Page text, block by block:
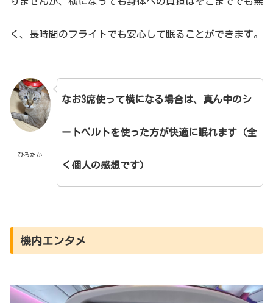
く、長時間のフライトでも安心して眠ることができます。
ひろたか
なお3席使って横になる場合は、真ん中のシ
ートベルトを使った方が快適に眠れます（全
く個人の感想です）
機内エンタメ